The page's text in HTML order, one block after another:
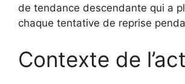
de tendance descendante qui a
chaque tentative de reprise
Contexte de